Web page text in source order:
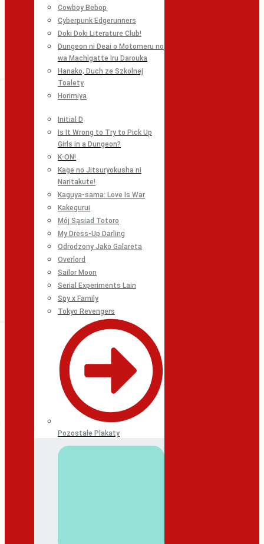
Cowboy Bebop
Cyberpunk Edgerunners
Doki Doki Literature Club!
Dungeon ni Deai o Motomeru no
wa Machigatte Iru Darouka
Hanako, Duch ze Szkolnej
Toalety
Horimiya
Initial D
Is It Wrong to Try to Pick Up
Girls in a Dungeon?
K-ON!
Kage no Jitsuryokusha ni
Naritakute!
Kaguya-sama: Love Is War
Kakegurui
Mój Sąsiad Totoro
My Dress-Up Darling
Odrodzony Jako Galareta
Overlord
Sailor Moon
Serial Experiments Lain
Spy x Family
Tokyo Revengers
Pozostałe Plakaty